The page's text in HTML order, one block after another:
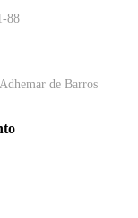
88
de Barros